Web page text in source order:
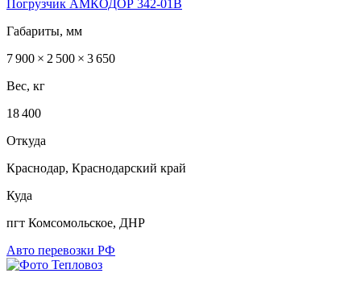
Погрузчик АМКОДОР 342-01В
Габариты, мм
7 900 × 2 500 × 3 650
Вес, кг
18 400
Откуда
Краснодар, Краснодарский край
Куда
пгт Комсомольское, ДНР
Авто перевозки РФ